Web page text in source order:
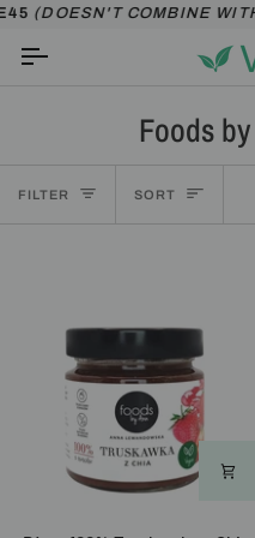
Skip
content
COMBINE WITH
Foods
FILTER Sort
SORT
Dżem